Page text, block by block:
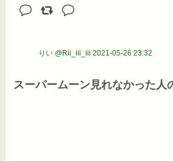
りい @Rii_iii_iii 2021-05-26 23:32
スーパームーン見れなかった人